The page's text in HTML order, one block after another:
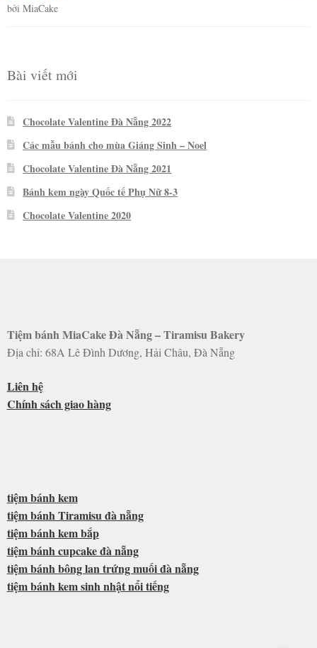
Được xếp
bởi MiaCake
Bài viết mới
Chocolate Valentine Đà Nẵng 2022
Các mẫu bánh cho mùa Giáng Sinh – Noel
Chocolate Valentine Đà Nẵng 2021
Bánh kem ngày Quốc tế Phụ Nữ 8-3
Chocolate Valentine 2020
Tiệm bánh MiaCake Đà Nẵng – Tiramisu Bakery
Địa chỉ: 68A Lê Đình Dương, Hải Châu, Đà Nẵng
Liên hệ
Chính sách giao hàng
tiệm bánh kem
tiệm bánh Tiramisu đà nẵng
tiệm bánh kem bắp
tiệm bánh cupcake đà nẵng
tiệm bánh bông lan trứng muối đà nẵng
tiệm bánh kem sinh nhật nổi tiếng